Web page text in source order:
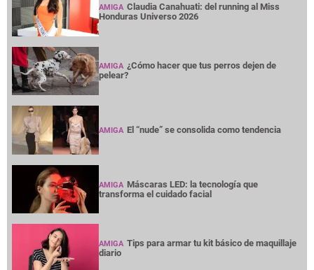
AMIGA Claudia Canahuati: del running al Miss
Honduras Universo 2026
AMIGA ¿Cómo hacer que tus perros dejen de
pelear?
AMIGA El “nude” se consolida como tendencia
AMIGA Máscaras LED: la tecnología que
transforma el cuidado facial
AMIGA Tips para armar tu kit básico de maquillaje
diario